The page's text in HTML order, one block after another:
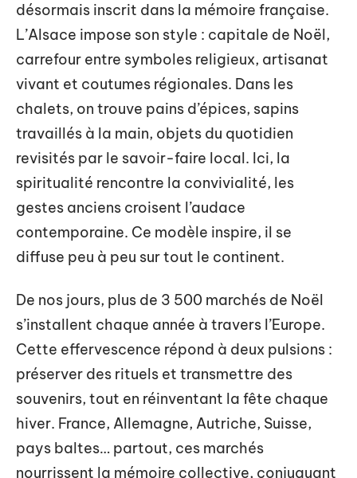
désormais inscrit dans la mémoire française.
L’Alsace impose son style : capitale de Noël,
carrefour entre symboles religieux, artisanat
vivant et coutumes régionales. Dans les
chalets, on trouve pains d’épices, sapins
travaillés à la main, objets du quotidien
revisités par le savoir-faire local. Ici, la
spiritualité rencontre la convivialité, les
gestes anciens croisent l’audace
contemporaine. Ce modèle inspire, il se
diffuse peu à peu sur tout le continent.
De nos jours, plus de 3 500 marchés de Noël
s’installent chaque année à travers l’Europe.
Cette effervescence répond à deux pulsions :
préserver des rituels et transmettre des
souvenirs, tout en réinventant la fête chaque
hiver. France, Allemagne, Autriche, Suisse,
pays baltes… partout, ces marchés
nourrissent la mémoire collective, conjuguant